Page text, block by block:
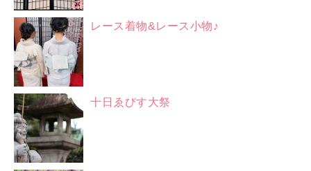
レース着物&レース小物♪
十日ゑびす大祭